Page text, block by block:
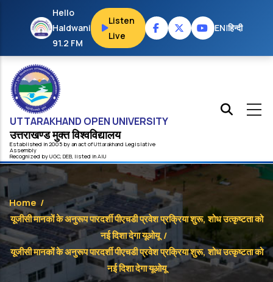
Skip to main content
Hello
Haldwani
91.2 FM
Listen
Live
EN|हिन्दी
UTTARAKHAND OPEN UNIVERSITY
उत्तराखण्ड मुक्त विश्‍वविद्यालय
Established in 2005 by an act ofUttarakhand Legislative
Assembly
Recognized byUGC, DEB, listed inAIU
Home /
यूजीसी मानकों के अनुरूप पारदर्शी पीएचडी प्रवेश प्रक्रिया शुरू, शोध उत्कृष्टता को
नई दिशा देगा यूओयू/
यूजीसी मानकों के अनुरूप पारदर्शी पीएचडी प्रवेश प्रक्रिया शुरू, शोध उत्कृष्टता को
नई दिशा देगा यूओयू